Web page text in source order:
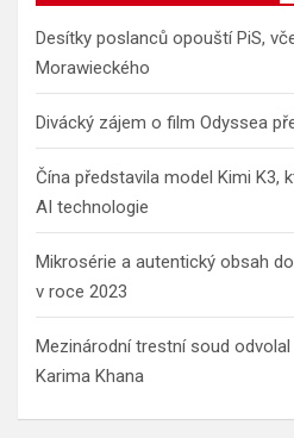
Desítky poslanců opouští PiS,
Morawieckého
Divácký zájem o film Odyssea
Čína představila model Kimi K3,
AI technologie
Mikrosérie a autentický obsah
v roce 2023
Mezinárodní trestní soud
Karima Khana